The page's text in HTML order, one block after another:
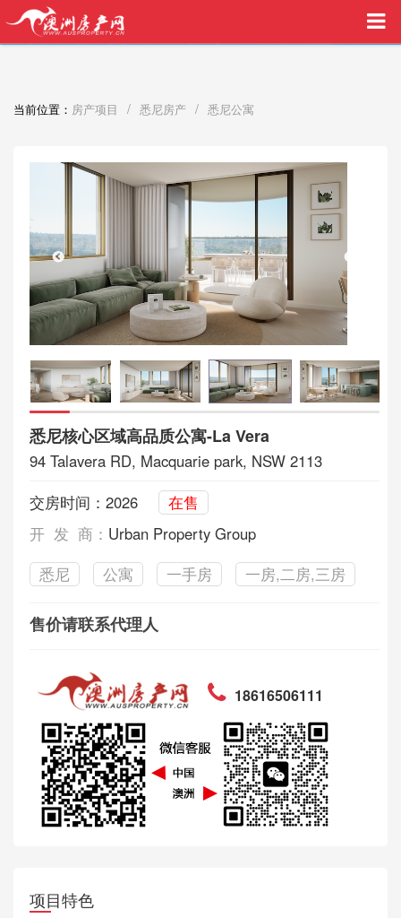
买家中介VIP服务，助您安心购房
当前位置： 房产项目 / 悉尼房产 / 悉尼公寓
悉尼核心区域高品质公寓-La Vera
94 Talavera RD, Macquarie park, NSW 2113
交房时间：2026
在售
开 发 商： Urban Property Group
悉尼
公寓 一手房 一房,二房,三房
售价请联系代理人
18616506111
项目特色